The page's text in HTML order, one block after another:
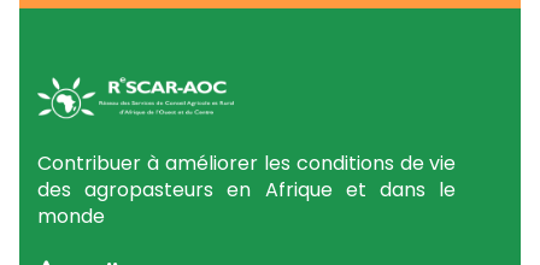
Contribuer à améliorer les conditions de vie
des agropasteurs en Afrique et dans le
monde